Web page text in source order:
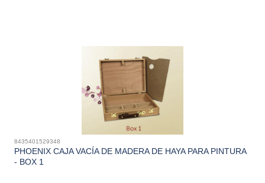
8435401529348
PHOENIX CAJA VACÍA DE MADERA DE HAYA PARA PINTURA
- BOX 1